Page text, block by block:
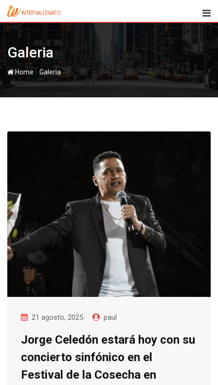
Skip
content
Galeria
Home-Galeria
21 agosto, 2025 paul
Jorge Celedón estará hoy con su
concierto sinfónico en el
Festival de la Cosecha en